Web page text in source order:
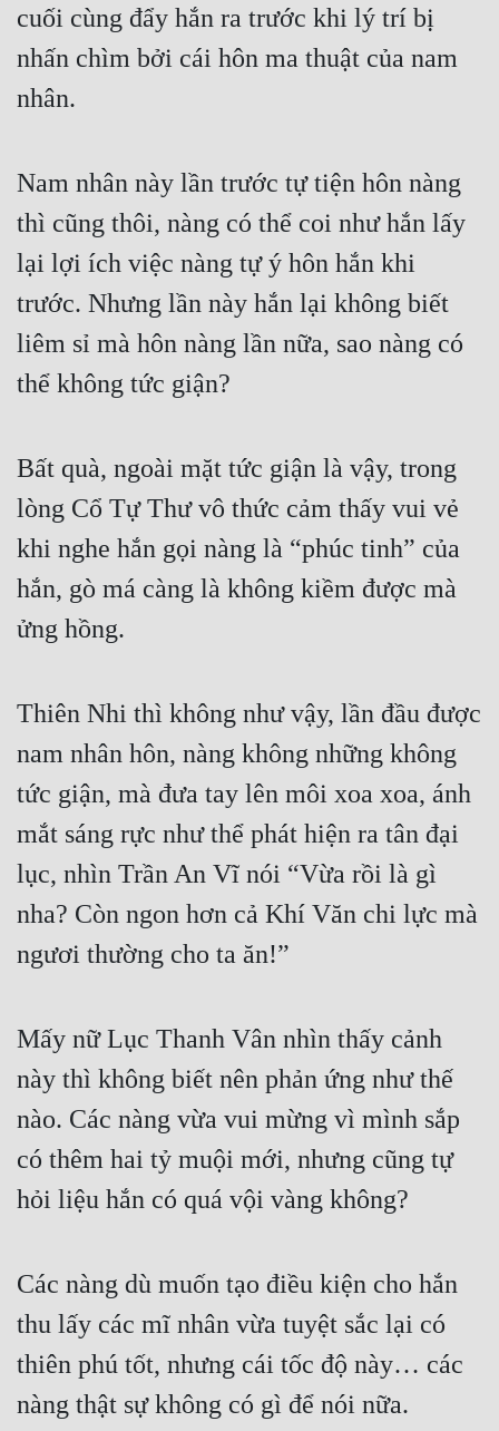
Đẹp
Đẹp Hiệp
Cơ Trí
Sát Phạt Quyết Đoán
Vô Sỉ
cuối cùng đẩy hắn ra trước khi lý trí bị
nhấn chìm bởi cái hôn ma thuật của nam
nhân.
Nam nhân này lần trước tự tiện hôn nàng
thì cũng thôi, nàng có thể coi như hắn lấy
lại lợi ích việc nàng tự ý hôn hắn khi
trước. Nhưng lần này hắn lại không biết
liêm sỉ mà hôn nàng lần nữa, sao nàng có
thể không tức giận?
Bất quà, ngoài mặt tức giận là vậy, trong
lòng Cổ Tự Thư vô thức cảm thấy vui vẻ
khi nghe hắn gọi nàng là “phúc tinh” của
hắn, gò má càng là không kiềm được mà
ửng hồng.
Thiên Nhi thì không như vậy, lần đầu được
nam nhân hôn, nàng không những không
tức giận, mà đưa tay lên môi xoa xoa, ánh
mắt sáng rực như thể phát hiện ra tân đại
lục, nhìn Trần An Vĩ nói “Vừa rồi là gì
nha? Còn ngon hơn cả Khí Văn chi lực mà
ngươi thường cho ta ăn!”
Mấy nữ Lục Thanh Vân nhìn thấy cảnh
này thì không biết nên phản ứng như thế
nào. Các nàng vừa vui mừng vì mình sắp
có thêm hai tỷ muội mới, nhưng cũng tự
hỏi liệu hắn có quá vội vàng không?
Các nàng dù muốn tạo điều kiện cho hắn
thu lấy các mĩ nhân vừa tuyệt sắc lại có
thiên phú tốt, nhưng cái tốc độ này… các
nàng thật sự không có gì để nói nữa.